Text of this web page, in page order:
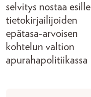
selvitys nostaa esille
tietokirjailijoiden
epätasa-arvoisen
kohtelun valtion
apurahapolitiikassa